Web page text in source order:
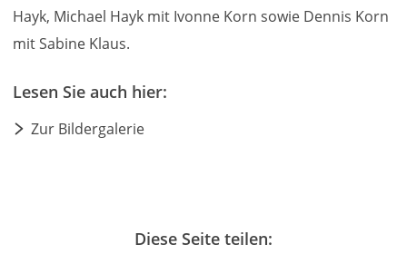
Hayk, Michael Hayk mit Ivonne Korn sowie Dennis Korn
mit Sabine Klaus.
Lesen Sie auch hier:
Zur Bildergalerie
Diese Seite teilen: